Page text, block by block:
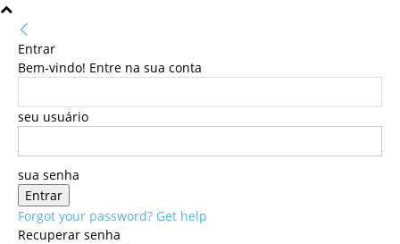
Entrar
Bem-vindo! Entre na sua conta
seu usuário
sua senha
Forgot your password? Get help
Recuperar senha